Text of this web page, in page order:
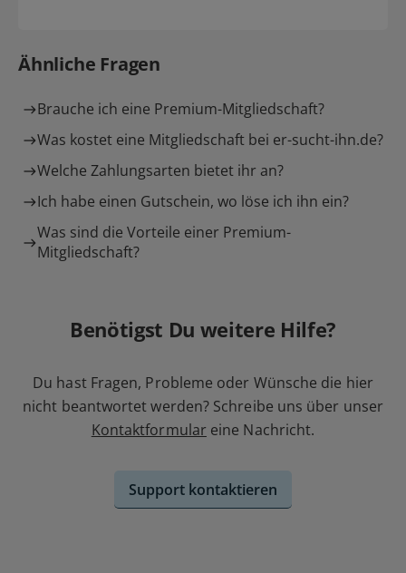
Ähnliche Fragen
Brauche ich eine Premium-Mitgliedschaft?
Was kostet eine Mitgliedschaft bei er-sucht-ihn.de?
Welche Zahlungsarten bietet ihr an?
Ich habe einen Gutschein, wo löse ich ihn ein?
Was sind die Vorteile einer Premium-
Mitgliedschaft?
Benötigst Du weitere Hilfe?
Du hast Fragen, Probleme oder Wünsche die hier
nicht beantwortet werden? Schreibe uns über unser
Kontaktformular eine Nachricht.
Support kontaktieren